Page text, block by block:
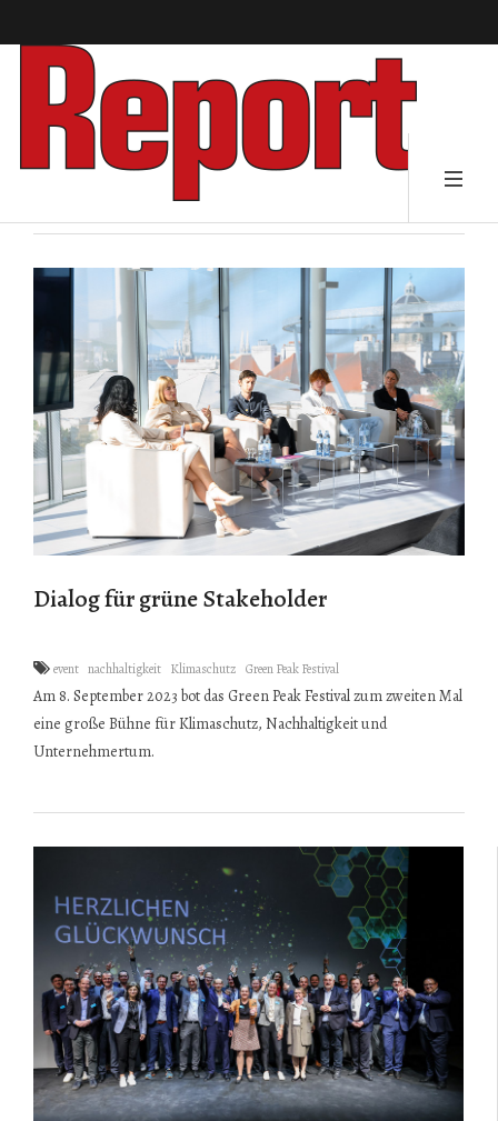
Dialog für grüne Stakeholder
event nachhaltigkeit Klimaschutz Green Peak Festival
Am 8. September 2023 bot das Green Peak Festival zum zweiten Mal
eine große Bühne für Klimaschutz, Nachhaltigkeit und
Unternehmertum.